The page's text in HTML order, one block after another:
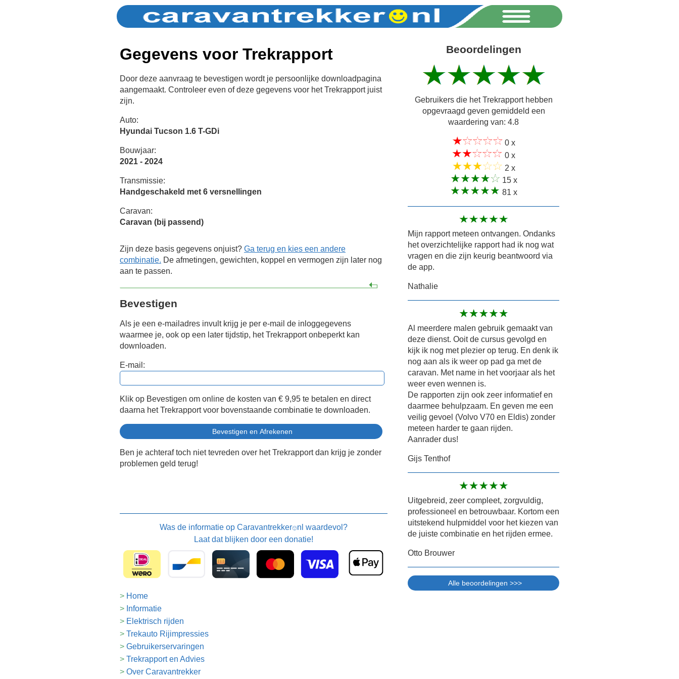
Gegevens voor Trekrapport
Door deze aanvraag te bevestigen wordt je persoonlijke downloadpagina
aangemaakt. Controleer even of deze gegevens voor het Trekrapport juist
zijn.
Auto:
Hyundai Tucson 1.6 T-GDi
Bouwjaar:
2021 - 2024
Transmissie:
Handgeschakeld met 6 versnellingen
Caravan:
Caravan (bij passend)
Zijn deze basis gegevens onjuist? Ga terug en kies een andere
combinatie. De afmetingen, gewichten, koppel en vermogen zijn later nog
aan te passen.
Bevestigen
Als je een e-mailadres invult krijg je per e-mail de inloggegevens
waarmee je, ook op een later tijdstip, het Trekrapport onbeperkt kan
downloaden.
E-mail:
Klik op Bevestigen om online de kosten van € 9,95 te betalen en direct
daarna het Trekrapport voor bovenstaande combinatie te downloaden.
Ben je achteraf toch niet tevreden over het Trekrapport dan krijg je zonder
problemen geld terug!
Beoordelingen
Gebruikers die het Trekrapport hebben
opgevraagd geven gemiddeld een
waardering van: 4.8
0 x
0 x
2 x
15 x
81 x
Mijn rapport meteen ontvangen. Ondanks
het overzichtelijke rapport had ik nog wat
vragen en die zijn keurig beantwoord via
de app.
Nathalie
Al meerdere malen gebruik gemaakt van
deze dienst. Ooit de cursus gevolgd en
kijk ik nog met plezier op terug. En denk ik
nog aan als ik weer op pad ga met de
caravan. Met name in het voorjaar als het
weer even wennen is.
De rapporten zijn ook zeer informatief en
daarmee behulpzaam. En geven me een
veilig gevoel (Volvo V70 en Eldis) zonder
meteen harder te gaan rijden.
Aanrader dus!
Gijs Tenthof
Uitgebreid, zeer compleet, zorgvuldig,
professioneel en betrouwbaar. Kortom een
uitstekend hulpmiddel voor het kiezen van
de juiste combinatie en het rijden ermee.
Otto Brouwer
Was de informatie op Caravantrekker🙂nl waardevol?
Laat dat blijken door een donatie!
Home
Informatie
Elektrisch rijden
Trekauto Rijimpressies
Gebruikerservaringen
Trekrapport en Advies
Over Caravantrekker